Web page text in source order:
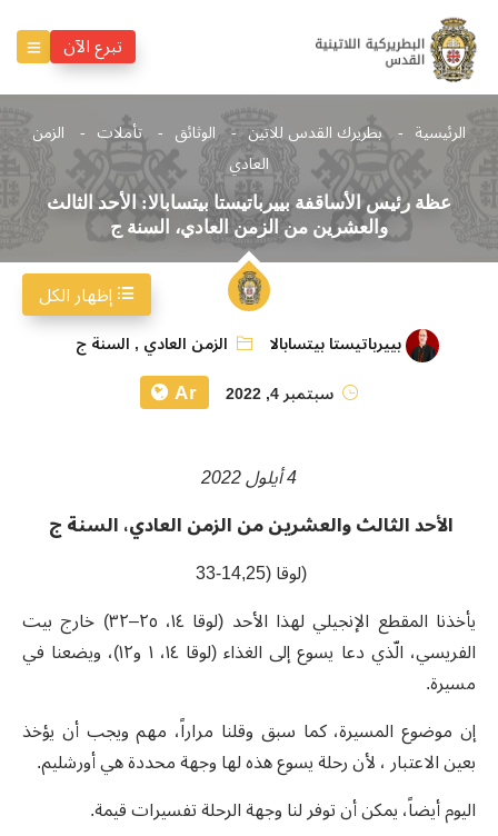
تبرع الآن
الرئيسية بطريرك القدس للاتين الوثائق تأملات
الزمن
العادي
عظة رئيس الأساقفة بييرباتيستا بيتسابالا: الأحد الثالث
والعشرين من الزمن العادي، السنة ج
بييرباتيستا بيتسابالا الزمن العادي , السنة ج
سبتمبر 4, 2022
Ar
4 أيلول 2022
الأحد الثالث والعشرين من الزمن العادي، السنة ج
(لوقا(14,25-33
يأخذنا المقطع الإنجيلي لهذا الأحد (لوقا ١٤، ٢٥ –٣٢) خارج بيت
الفريسي، الّذي دعا يسوع إلى الغذاء(لوقا ١٤، ١ و١٢ )، ويضعنا في
مسيرة.
إن موضوع المسيرة، كما سبق وقلنا مراراً، مهم ويجب أن يؤخذ
بعين الاعتبار ، لأن رحلة يسوع هذه لها وجهة محددة هي أورشليم.
اليوم أيضاً، يمكن أن توفر لنا وجهة الرحلة تفسيرات قيمة.
إظهار الكل